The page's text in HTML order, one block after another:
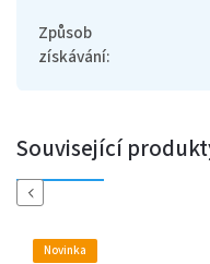
Způsob
získávání:
Související
Previous
Novinka